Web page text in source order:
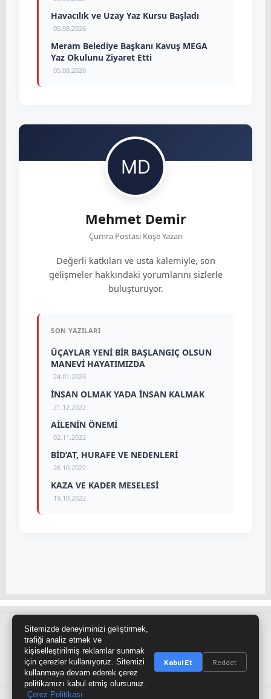
Havacılık ve Uzay Yaz Kursu Başladı
05.08.2026
Meram Belediye Başkanı Kavuş MEGA
Yaz Okulunu Ziyaret Etti
05.08.2026
Mehmet Demir
Çumra Postası Köşe Yazarı
Değerli katkıları ve usta kalemiyle, son
gelişmeler hakkındaki yorumlarını sizlerle
buluşturuyor.
SON YAZILARI
ÜÇAYLAR YENİ BİR BAŞLANGIÇ OLSUN
MANEVİ HAYATIMIZDA
24.01.2023
İNSAN OLMAK YADA İNSAN KALMAK
21.12.2022
AİLENİN ÖNEMİ
02.11.2022
BİD’AT, HURAFE VE NEDENLERİ
26.10.2022
KAZA VE KADER MESELESİ
19.10.2022
Site Haritası RSS Kaynağı
@cumra_postasi
Sitemizde deneyiminizi geliştirmek,
trafiği analiz etmek ve
kişiselleştirilmiş reklamlar sunmak
için çerezler kullanıyoruz. Sitemizi
kullanmaya devam ederek çerez
politikamızı kabul etmiş olursunuz.
Çerez Politikası
Kabul Et Reddet